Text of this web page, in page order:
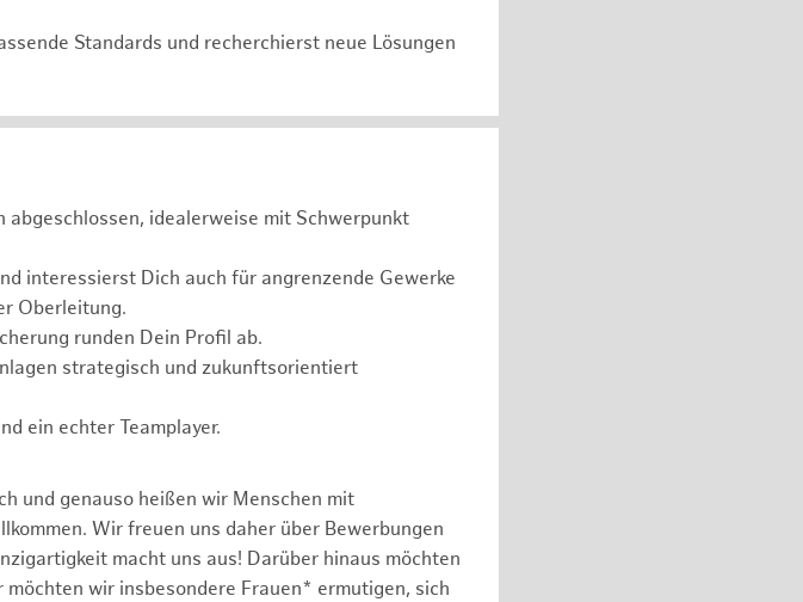
Standards und recherchierst neue Lösungen
idealerweise mit Schwerpunkt
interessierst Dich auch für angrenzende Gewerke
Oberleitung.
runden Dein Profil ab.
strategisch und zukunftsorientiert
ein echter Teamplayer.
und genauso heißen wir Menschen mit
Wir freuen uns daher über Bewerbungen
macht uns aus! Darüber hinaus möchten
wir insbesondere Frauen* ermutigen, sich